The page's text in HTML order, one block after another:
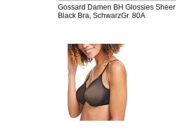
Gossard Damen BH Glossies Sheer
Black Bra, SchwarzGr. 80A